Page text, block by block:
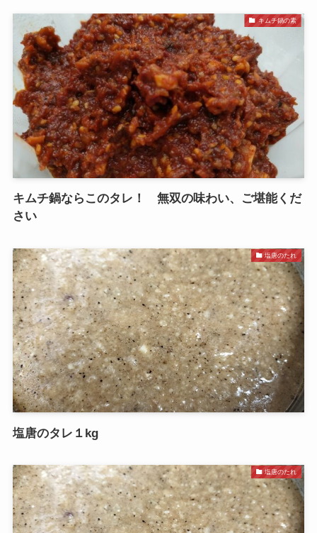
キムチ鍋の素
キムチ鍋ならこのタレ！ 無双の味わい、ご堪能くだ
さい
塩唐のたれ
塩唐のタレ１kg
塩唐のたれ